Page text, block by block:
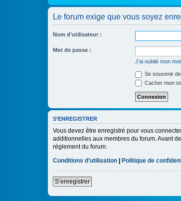
Le forum exige que vous soyez
Nom d’utilisateur :
Mot de passe :
J’ai oublié mon
Se souvenir
Cacher mon
S’ENREGISTRER
Vous devez être enregistré pour vous
additionnelles aux membres du forum. Avant
règlement du forum.
Conditions d’utilisation | Politique de
S’enregistrer